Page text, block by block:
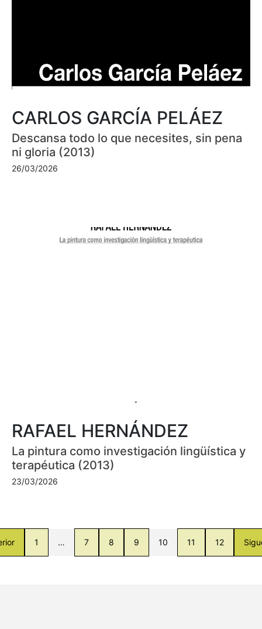
CARLOS GARCÍA PELÁEZ
Descansa todo lo que necesites, sin pena
ni gloria (2013)
26/03/2026
RAFAEL HERNÁNDEZ
La pintura como investigación lingüística y
terapéutica (2013)
23/03/2026
1 … 7 8 9 10 11 12